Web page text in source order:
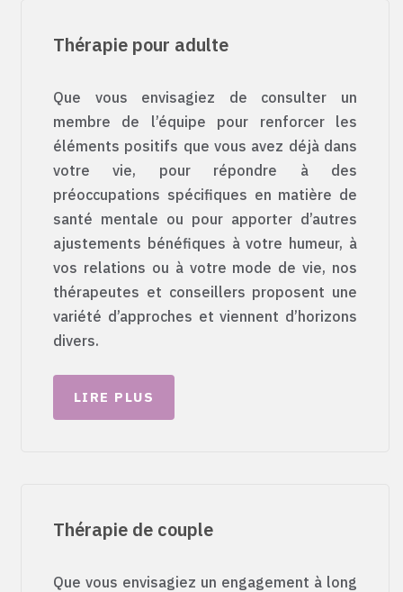
Thérapie pour adulte
Que vous envisagiez de consulter un
membre de l’équipe pour renforcer les
éléments positifs que vous avez déjà dans
votre vie, pour répondre à des
préoccupations spécifiques en matière de
santé mentale ou pour apporter d’autres
ajustements bénéfiques à votre humeur, à
vos relations ou à votre mode de vie, nos
thérapeutes et conseillers proposent une
variété d’approches et viennent d’horizons
divers.
LIRE PLUS
Thérapie de couple
Que vous envisagiez un engagement à long